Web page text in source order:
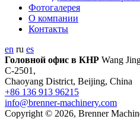
Фотогалерея
О компании
Контакты
en ru es
Головной офис в КНР Wang
C-2501,
Chaoyang District, Beijing, China
+86 136 913 96215
info@brenner-machinery.com
Copyright © 2026, Brenner